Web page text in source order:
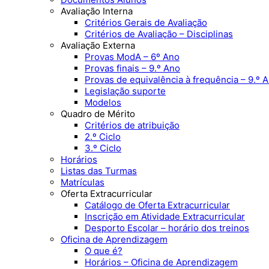
Avaliação Interna
Critérios Gerais de Avaliação
Critérios de Avaliação – Disciplinas
Avaliação Externa
Provas ModA – 6º Ano
Provas finais – 9.º Ano
Provas de equivalência à frequência – 9.º
Legislação suporte
Modelos
Quadro de Mérito
Critérios de atribuição
2.º Ciclo
3.º Ciclo
Horários
Listas das Turmas
Matrículas
Oferta Extracurricular
Catálogo de Oferta Extracurricular
Inscrição em Atividade Extracurricular
Desporto Escolar – horário dos treinos
Oficina de Aprendizagem
O que é?
Horários – Oficina de Aprendizagem